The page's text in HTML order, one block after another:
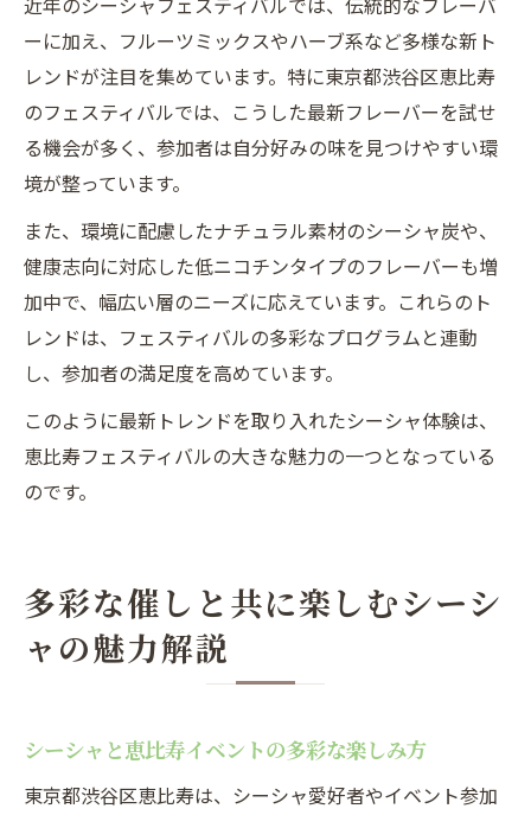
ーに加え、フルーツミックスやハーブ系など多様な新ト
レンドが注目を集めています。特に東京都渋谷区恵比寿
のフェスティバルでは、こうした最新フレーバーを試せ
る機会が多く、参加者は自分好みの味を見つけやすい環
境が整っています。
また、環境に配慮したナチュラル素材のシーシャ炭や、
健康志向に対応した低ニコチンタイプのフレーバーも増
加中で、幅広い層のニーズに応えています。これらのト
レンドは、フェスティバルの多彩なプログラムと連動
し、参加者の満足度を高めています。
このように最新トレンドを取り入れたシーシャ体験は、
恵比寿フェスティバルの大きな魅力の一つとなっている
のです。
多彩な催しと共に楽しむシーシ
ャの魅力解説
シーシャと恵比寿イベントの多彩な楽しみ方
東京都渋谷区恵比寿は、シーシャ愛好者やイベント参加